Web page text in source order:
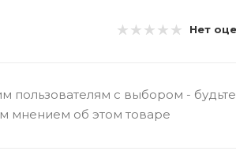
Нет
пользователям с выбором -
мнением об этом товаре